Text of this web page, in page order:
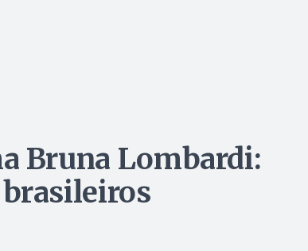
Bruna Lombardi: